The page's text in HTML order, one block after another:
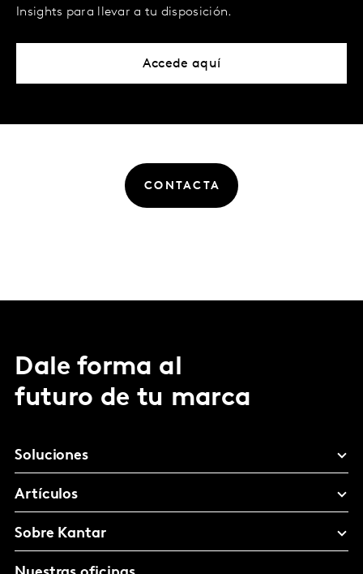
Insights para llevar a tu disposición.
Accede aquí
CONTACTA
Dale forma al
futuro de tu marca
Soluciones
Artículos
Sobre Kantar